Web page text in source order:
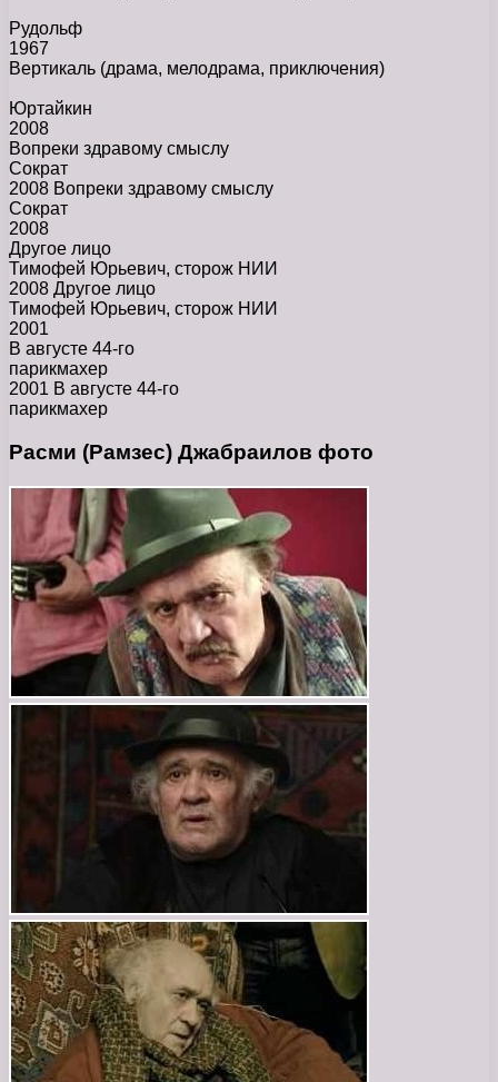
Рудольф
1967
Вертикаль (драма, мелодрама, приключения)
Юртайкин
2008
Вопреки здравому смыслу
Сократ
2008 Вопреки здравому смыслу
Сократ
2008
Другое лицо
Тимофей Юрьевич, сторож НИИ
2008 Другое лицо
Тимофей Юрьевич, сторож НИИ
2001
В августе 44-го
парикмахер
2001 В августе 44-го
парикмахер
Расми (Рамзес) Джабраилов фото